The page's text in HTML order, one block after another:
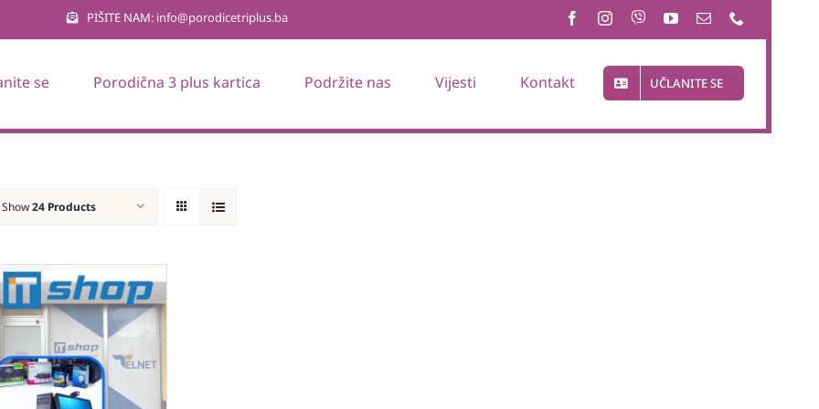
PIŠITE NAM: info@porodicetriplus.ba
se Porodična 3 plus kartica Podržite nas Vijesti Kontakt UČLANITE SE
Show24 Products